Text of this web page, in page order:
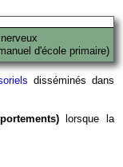
d'école primaire)
disséminés dans
lorsque la